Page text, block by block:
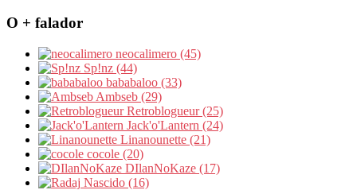
O + falador
neocalimero (45)
Sp!nz (44)
bababaloo (33)
Ambseb (29)
Retroblogueur (25)
Jack'o'Lantern (24)
Linanounette (21)
cocole (20)
DIlanNoKaze (17)
Nascido (16)